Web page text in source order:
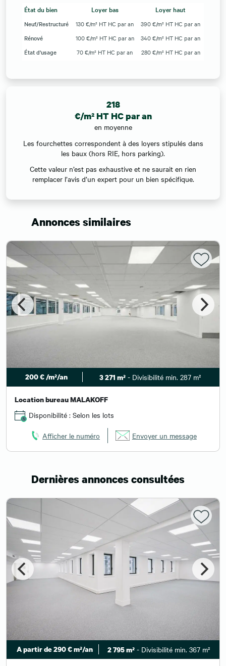
État du bien Loyer bas Loyer haut
Neuf/Restructuré 130 €/m² HT HC par an
390 €/m² HT HC par an
Rénové
100 €/m² HT HC par an
340 €/m² HT HC par an
État d'usage
70 €/m² HT HC par an 280 €/m² HT HC par an
218
€/m² HT HC par an
en moyenne
Les fourchettes correspondent à des loyers stipulés dans
les baux (hors RIE, hors parking).
Cette valeur n’est pas exhaustive et ne saurait en rien
remplacer l’avis d’un expert pour un bien spécifique.
Annonces similaires
200 € /m²/an 3 271 m² - Divisibilité min. 287 m²
Location bureau MALAKOFF
Disponibilité : Selon les lots
Afficher le numéro Envoyer un message
Dernières annonces consultées
A partir de 290 € m²/an 2 795 m²- Divisibilité min. 367 m²